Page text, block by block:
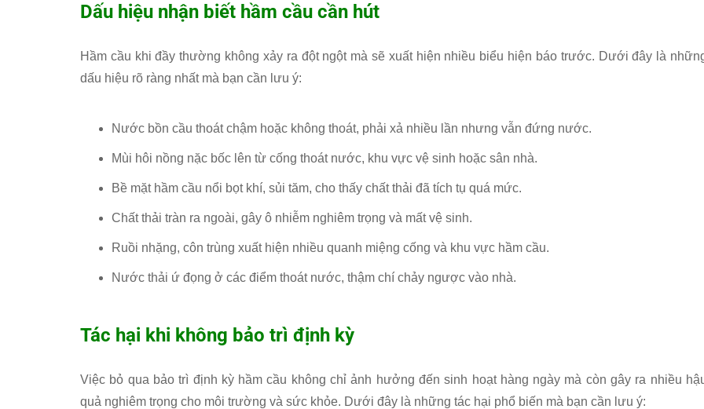
Dấu hiệu nhận biết hầm cầu cần hút
Hầm cầu khi đầy thường không xảy ra đột ngột mà sẽ xuất hiện nhiều biểu hiện báo trước. Dưới đây là
dấu hiệu rõ ràng nhất mà bạn cần lưu ý:
Nước bồn cầu thoát chậm hoặc không thoát, phải xả nhiều lần nhưng vẫn đứng nước.
Mùi hôi nồng nặc bốc lên từ cống thoát nước, khu vực vệ sinh hoặc sân nhà.
Bề mặt hầm cầu nổi bọt khí, sủi tăm, cho thấy chất thải đã tích tụ quá mức.
Chất thải tràn ra ngoài, gây ô nhiễm nghiêm trọng và mất vệ sinh.
Ruồi nhặng, côn trùng xuất hiện nhiều quanh miệng cống và khu vực hầm cầu.
Nước thải ứ đọng ở các điểm thoát nước, thậm chí chảy ngược vào nhà.
Tác hại khi không bảo trì định kỳ
Việc bỏ qua bảo trì định kỳ hầm cầu không chỉ ảnh hưởng đến sinh hoạt hàng ngày mà còn gây ra nhiều
quả nghiêm trọng cho môi trường và sức khỏe. Dưới đây là những tác hại phổ biến mà bạn cần lưu ý: